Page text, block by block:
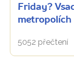
Friday?
metropolích
5052 přečtení